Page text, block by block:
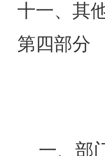
十一、其
第四部分
一、 部